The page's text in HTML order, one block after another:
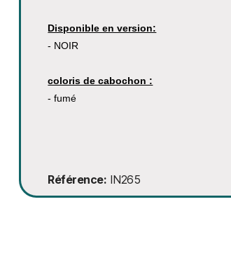
Disponible en version:
- NOIR
coloris de cabochon :
- fumé
Référence IN265